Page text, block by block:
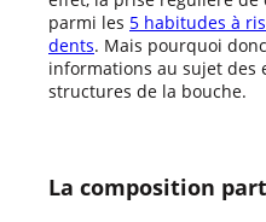
parmi les 5 habitudes à
dents. Mais pourquoi
informations au sujet des
structures de la bouche.
La composition